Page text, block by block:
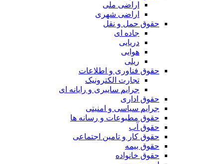
اراضی ملی
اراضی شهری
حقوق حمل و نقل
جاده ای
دریایی
هوایی
ریلی
حقوق فناوری و اطلاعات
تجارت الکترونیک
جرایم سایبری و رایانه ای
حقوق اداری
جرایم سیاسی و امنیتی
حقوق مطبوعات و رسانه ها
حقوق آب
حقوق کار و تامین اجتماعی
حقوق بیمه
حقوق خانواده